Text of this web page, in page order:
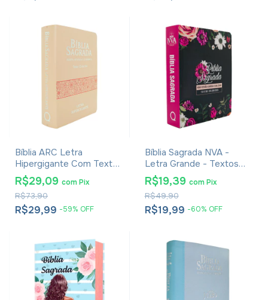
Bíblia ARC Letra
Hipergigante Com Textos
Coloridos, Harpa E
Corinhos - Capa Luxo
Rose
R$29,99 -59% OFF
R$73,90
R$29,09 comPix
Bíblia Sagrada NVA -
Letra Grande - Textos
Coloridos - Capa Dura
Floral Pink
R$19,99 -60% OFF
R$49,90
R$19,39 com Pix